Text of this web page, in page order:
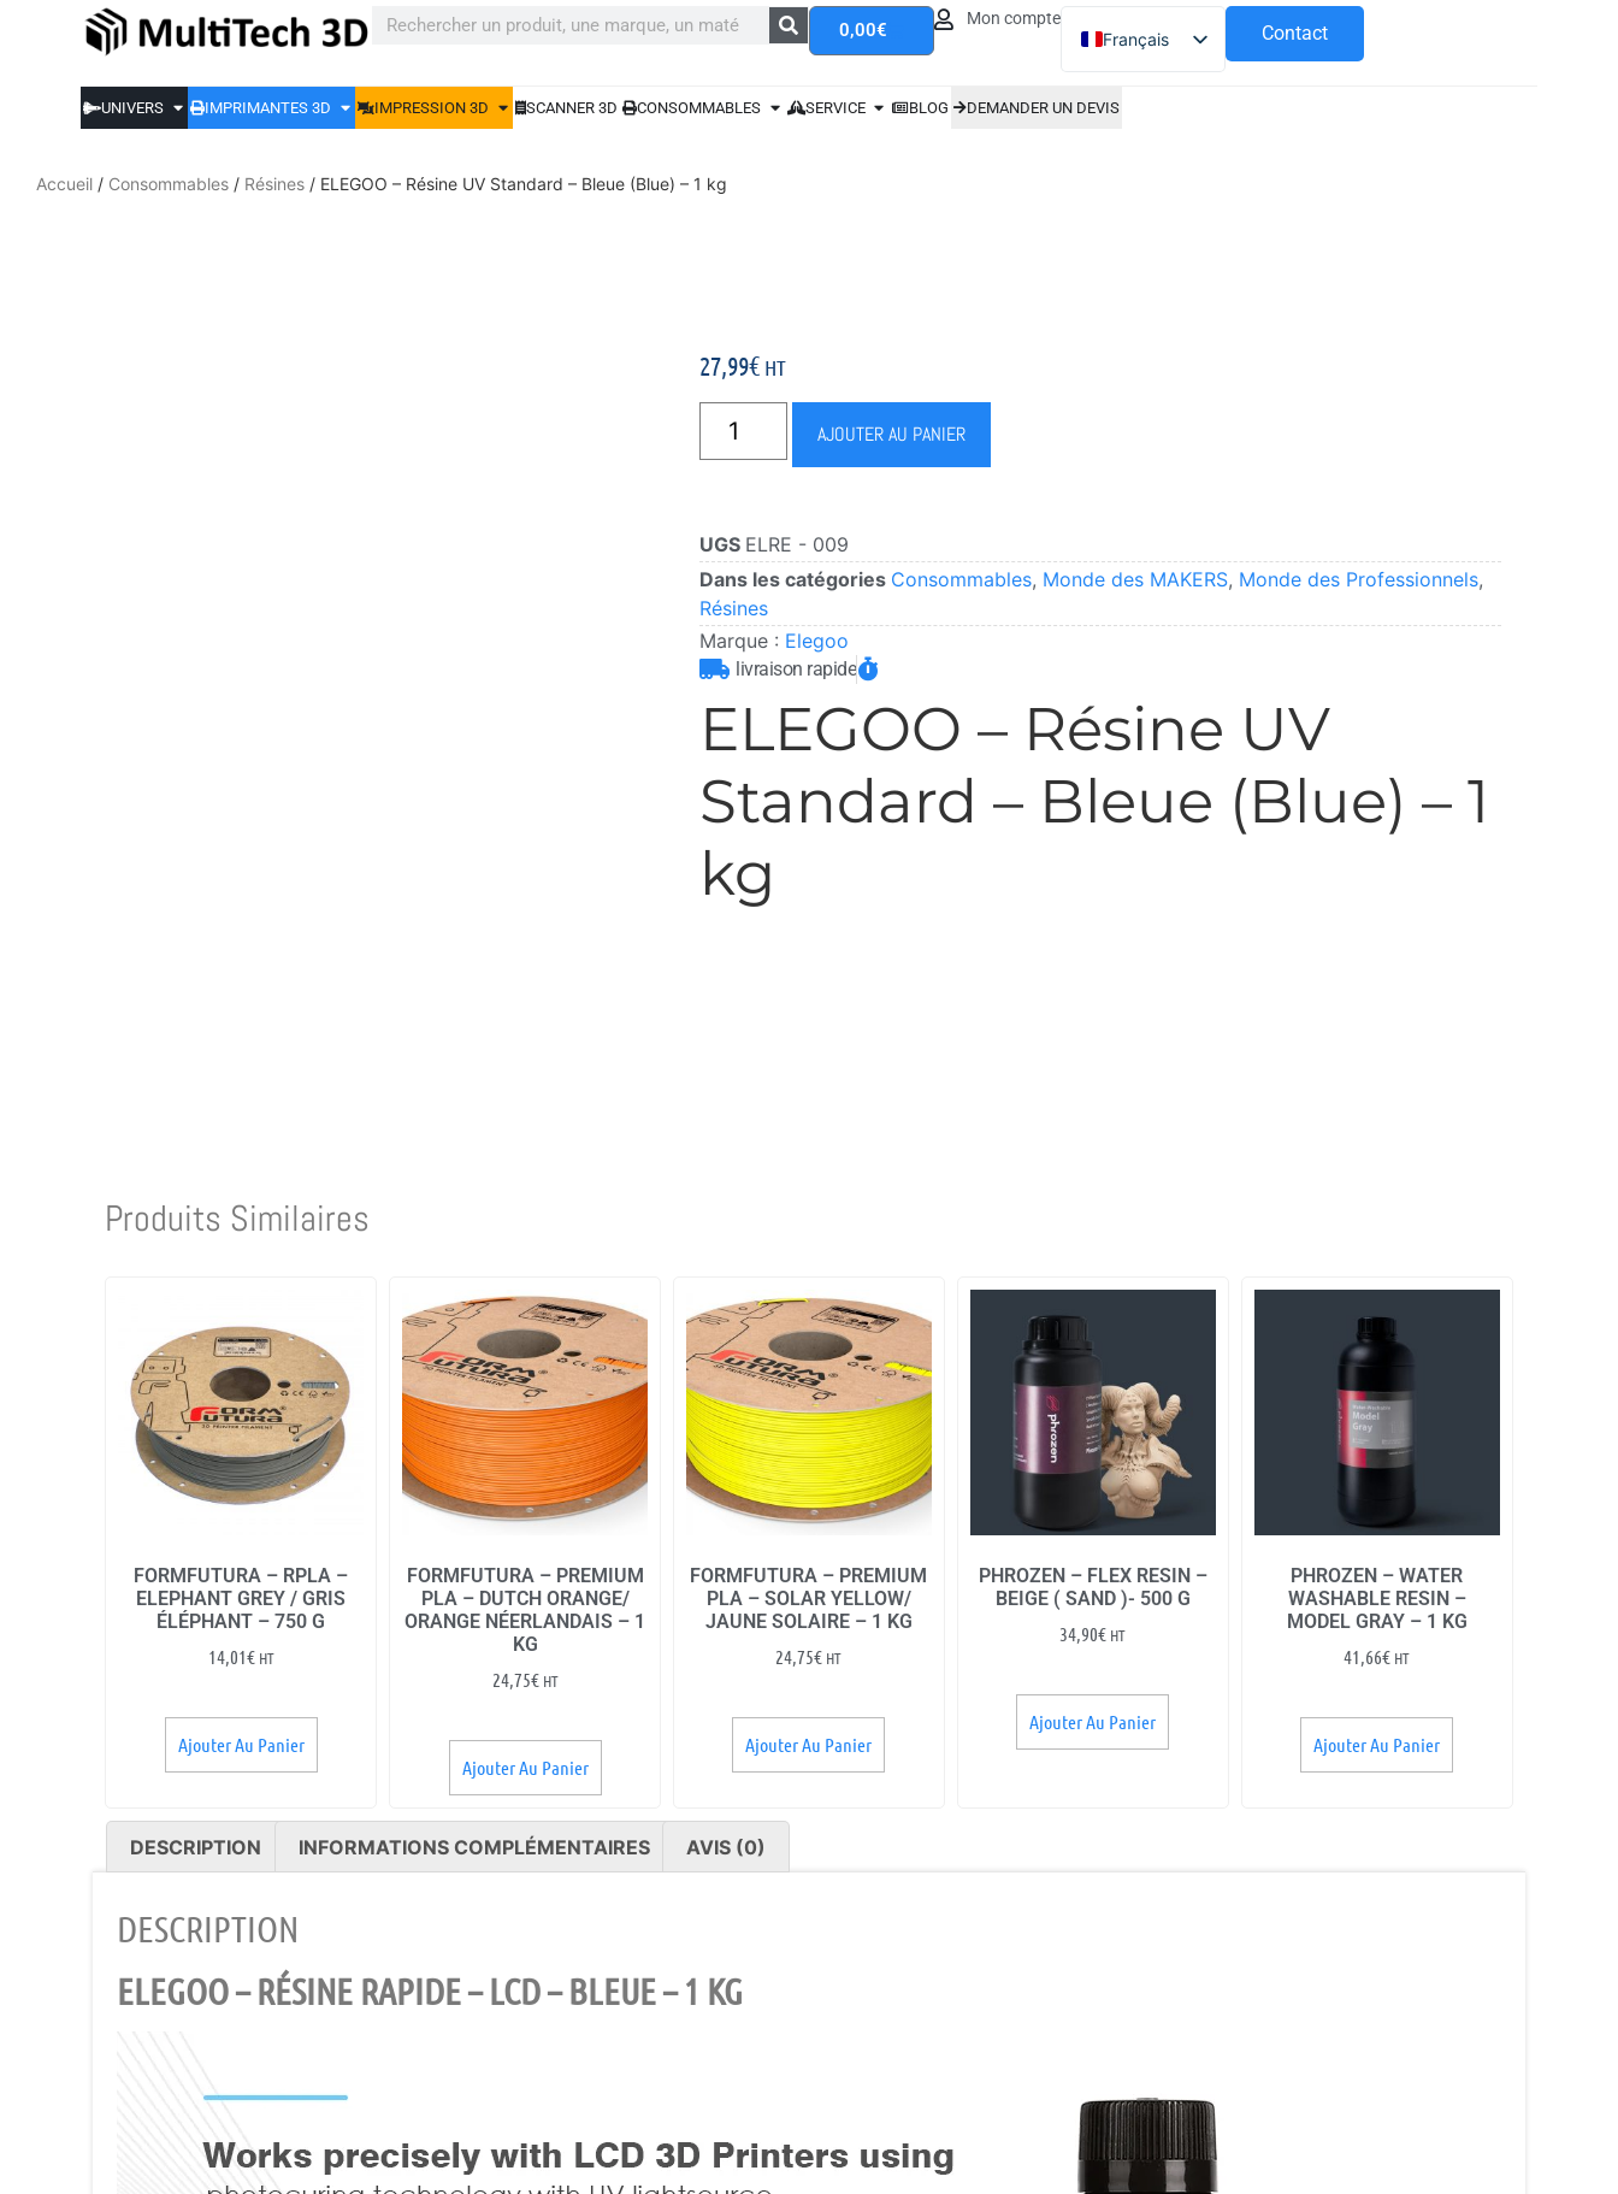
0,00€
Mon compte
Français
Español
Contact
UNIVERS IMPRIMANTES 3D IMPRESSION 3D SCANNER 3D CONSOMMABLES SERVICE BLOG DEMANDER UN DEVIS
Accueil / Consommables / Résines / ELEGOO – Résine UV Standard – Bleue (Blue) – 1 kg
27,99€ HT
AJOUTER AU PANIER
UGS ELRE - 009
Dans les catégories Consommables, Monde des MAKERS, Monde des Professionnels,
Résines
Marque : Elegoo
livraison rapide
ELEGOO – Résine UV
Standard – Bleue (Blue) – 1
kg
Produits Similaires
FORMFUTURA – RPLA –
ELEPHANT GREY / GRIS
ÉLÉPHANT – 750 G
14,01€ HT
Ajouter Au Panier
FORMFUTURA – PREMIUM
PLA – DUTCH ORANGE/
ORANGE NÉERLANDAIS – 1
KG
24,75€ HT
Ajouter Au Panier
FORMFUTURA – PREMIUM
PLA – SOLAR YELLOW/
JAUNE SOLAIRE – 1 KG
24,75€ HT
Ajouter Au Panier
PHROZEN – FLEX RESIN –
BEIGE ( SAND )- 500 G
34,90€ HT
Ajouter Au Panier
PHROZEN – WATER
WASHABLE RESIN –
MODEL GRAY – 1 KG
41,66€ HT
Ajouter Au Panier
DESCRIPTION INFORMATIONS COMPLÉMENTAIRES AVIS (0)
DESCRIPTION
ELEGOO – RÉSINE RAPIDE – LCD – BLEUE – 1 KG